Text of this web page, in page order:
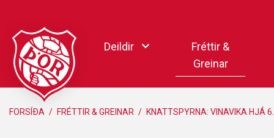
efni
Deildir
Handbolti
Fréttir &
Greinar
FORSÍÐA / FRÉTTIR & GREINAR / KNATTSPYRNA: VINAVIKA HJÁ 6.